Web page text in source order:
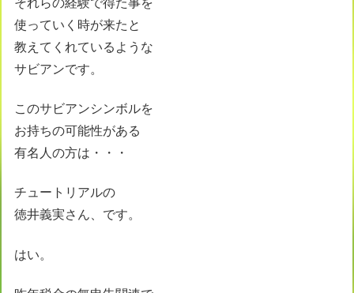
使っていく時が来たと
教えてくれているような
サビアンです。
このサビアンシンボルを
お持ちの可能性がある
有名人の方は・・・
チュートリアルの
徳井義実さん、です。
はい。